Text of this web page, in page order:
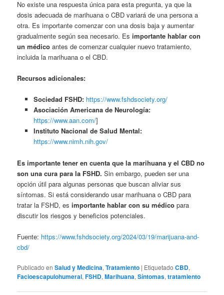
No existe una respuesta única para esta pregunta, ya que la
dosis adecuada de marihuana o CBD variará de una persona a
otra. Es importante comenzar con una dosis baja y aumentar
gradualmente según sea necesario. Esimportante hablar con
un médico antes de comenzar cualquier nuevo tratamiento,
incluida la marihuana o el CBD.
Recursos adicionales:
Sociedad FSHD: https://www.fshdsociety.org/
Asociación Americana de Neurología:
https://www.aan.com/]
Instituto Nacional de Salud Mental:
https://www.nimh.nih.gov/
Es importante tener en cuenta que la marihuana y el CBD no
son una cura para la FSHD. Sin embargo, pueden ser una
opción útil para algunas personas que buscan aliviar sus
síntomas. Si está considerando usar marihuana o CBD para
tratar la FSHD, esimportante hablar con su médico para
discutir los riesgos y beneficios potenciales.
Fuente: https://www.fshdsociety.org/2024/03/19/marijuana-and-
cbd/
Publicado en Salud y Medicina,Tratamiento | Etiquetado CBD,
Facioescapulohumeral,FSHD,Marihuana,Síntomas,tratamiento